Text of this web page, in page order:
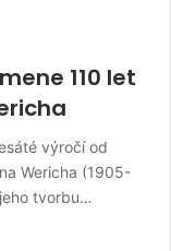
110 let
výročí od
Wericha (1905-
tvorbu…